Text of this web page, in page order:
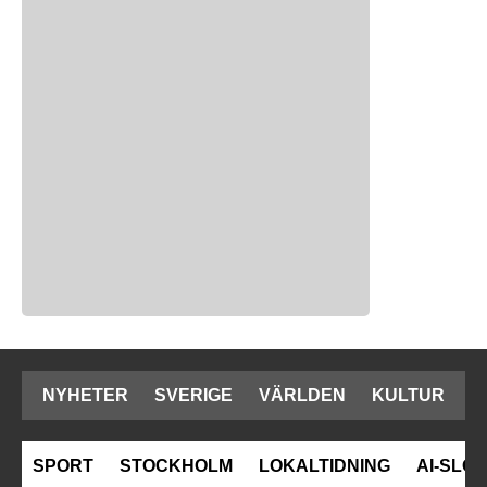
NYHETER SVERIGE VÄRLDEN KULTUR
SPORT STOCKHOLM LOKALTIDNING AI-SLOP